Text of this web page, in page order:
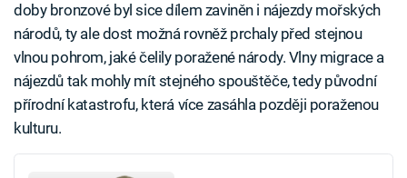
doby bronzové byl sice dílem zaviněn i nájezdy mořských
národů, ty ale dost možná rovněž prchaly před stejnou
vlnou pohrom, jaké čelily poražené národy. Vlny migrace a
nájezdů tak mohly mít stejného spouštěče, tedy původní
přírodní katastrofu, která více zasáhla později poraženou
kulturu.